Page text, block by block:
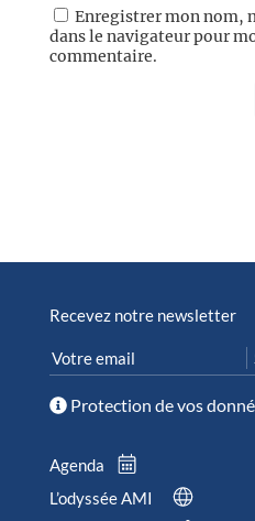
Enregistrer mon nom,
dans le navigateur pour
commentaire.
Recevez notre newsletter
Protection de vos
Agenda
L’odyssée AMI